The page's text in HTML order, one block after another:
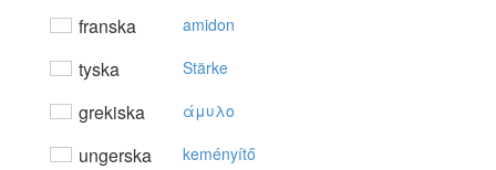
franska amidon
tyska Stärke
grekiska άμυλo
ungerska keményítő